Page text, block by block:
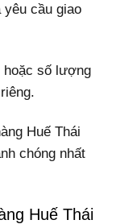
yêu cầu giao
hoặc số lượng
Huế Thái
chóng nhất
Huế Thái